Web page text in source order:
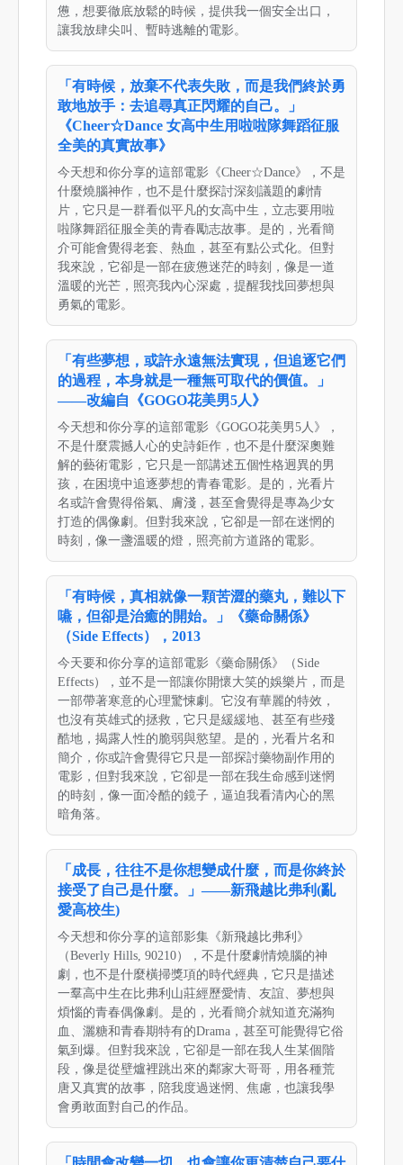
憊，想要徹底放鬆的時候，提供我一個安全出口，
讓我放肆尖叫、暫時逃離的電影。
「有時候，放棄不代表失敗，而是我們終於勇
敢地放手：去追尋真正閃耀的自己。」
《Cheer☆Dance 女高中生用啦啦隊舞蹈征服
全美的真實故事》
今天想和你分享的這部電影《Cheer☆Dance》，不是
什麼燒腦神作，也不是什麼探討深刻議題的劇情
片，它只是一群看似平凡的女高中生，立志要用啦
啦隊舞蹈征服全美的青春勵志故事。是的，光看簡
介可能會覺得老套、熱血，甚至有點公式化。但對
我來說，它卻是一部在疲憊迷茫的時刻，像是一道
溫暖的光芒，照亮我內心深處，提醒我找回夢想與
勇氣的電影。
「有些夢想，或許永遠無法實現，但追逐它們
的過程，本身就是一種無可取代的價值。」
——改編自《GOGO花美男5人》
今天想和你分享的這部電影《GOGO花美男5人》，
不是什麼震撼人心的史詩鉅作，也不是什麼深奧難
解的藝術電影，它只是一部講述五個性格迥異的男
孩，在困境中追逐夢想的青春電影。是的，光看片
名或許會覺得俗氣、膚淺，甚至會覺得是專為少女
打造的偶像劇。但對我來說，它卻是一部在迷惘的
時刻，像一盞溫暖的燈，照亮前方道路的電影。
「有時候，真相就像一顆苦澀的藥丸，難以下
嚥，但卻是治癒的開始。」《藥命關係》
（Side Effects），2013
今天要和你分享的這部電影《藥命關係》（Side
Effects），並不是一部讓你開懷大笑的娛樂片，而是
一部帶著寒意的心理驚悚劇。它沒有華麗的特效，
也沒有英雄式的拯救，它只是緩緩地、甚至有些殘
酷地，揭露人性的脆弱與慾望。是的，光看片名和
簡介，你或許會覺得它只是一部探討藥物副作用的
電影，但對我來說，它卻是一部在我生命感到迷惘
的時刻，像一面冷酷的鏡子，逼迫我看清內心的黑
暗角落。
「成長，往往不是你想變成什麼，而是你終於
接受了自己是什麼。」——新飛越比弗利(亂
愛高校生)
今天想和你分享的這部影集《新飛越比弗利》
（Beverly Hills, 90210），不是什麼劇情燒腦的神
劇，也不是什麼橫掃獎項的時代經典，它只是描述
一羣高中生在比弗利山莊經歷愛情、友誼、夢想與
煩惱的青春偶像劇。是的，光看簡介就知道充滿狗
血、灑糖和青春期特有的Drama，甚至可能覺得它俗
氣到爆。但對我來說，它卻是一部在我人生某個階
段，像是從壁爐裡跳出來的鄰家大哥哥，用各種荒
唐又真實的故事，陪我度過迷惘、焦慮，也讓我學
會勇敢面對自己的作品。